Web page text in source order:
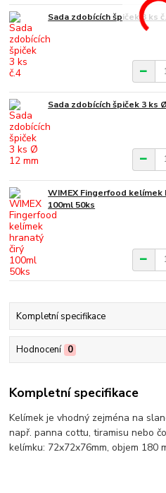
Sada zdobících špiček 3 ks
Sada zdobících špiček 3 ks
WIMEX Fingerfood kelímek
100ml 50ks
Kompletní specifikace
Hodnocení 0
Kompletní specifikace
Kelímek je vhodný zejména na
např. panna cottu, tiramisu nebo
kelímku: 72x72x76mm, objem 180